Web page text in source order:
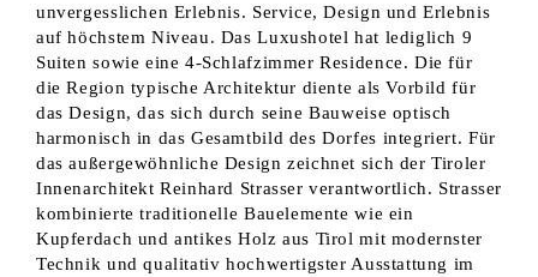
unvergesslichen Erlebnis. Service, Design und Erlebnis
auf höchstem Niveau. Das Luxushotel hat lediglich 9
Suiten sowie eine 4-Schlafzimmer Residence. Die für
die Region typische Architektur diente als Vorbild für
das Design, das sich durch seine Bauweise optisch
harmonisch in das Gesamtbild des Dorfes integriert. Für
das außergewöhnliche Design zeichnet sich der Tiroler
Innenarchitekt Reinhard Strasser verantwortlich. Strasser
kombinierte traditionelle Bauelemente wie ein
Kupferdach und antikes Holz aus Tirol mit modernster
Technik und qualitativ hochwertigster Ausstattung im